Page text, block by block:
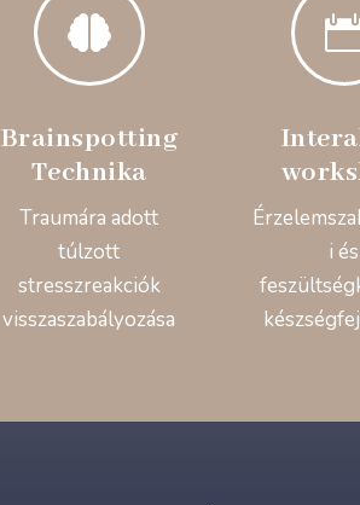

Brainspotting
Technika
Traumára adott
túlzott
stresszreakciók
visszaszabályozása
i és